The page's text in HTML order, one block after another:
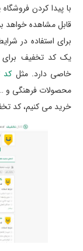
با پیدا کردن
قابل مشاهده خواهد
برای استفاده در
یک کد تخفیف برای
خاصی دارد. مثل کد
محصولات فرهنگی و …
خرید می کنیم، کد